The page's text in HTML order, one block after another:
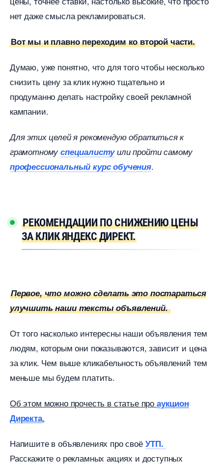
нет даже смысла рекламироваться.
от мы и плавно переходим ко второй части.
Думаю, уже понятно, что для того чтобы несколько
снизить цену за клик нужно тщательно и
продуманно делать настройку своей рекламной
кампании.
Для этих целей я рекомендую обратиться к
рамотномуспециалистуили пройти самому
профессиональный курс обучения.
РЕКОМЕНДАЦИИ ПО СНИЖЕНИЮ ЦЕНЫ
ЗА КЛИК ЯНДЕКС ДИРЕКТ.
Первое, что можно сделать это постараться
улучшить наши тексты объявлений.
От того насколько интересны наши объявления тем
людям, которым они показываются, зависит и цена
за клик. Чем выше кликабельность объявлений тем
меньше мы будем платить.
Об этом можно прочесть в статье про аукцион
Директа.
Напишите в объявлениях про своё УТП.
Расскажите о рекламных акциях и доступных